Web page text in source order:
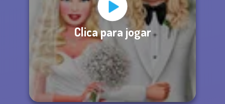
Clica para jogar